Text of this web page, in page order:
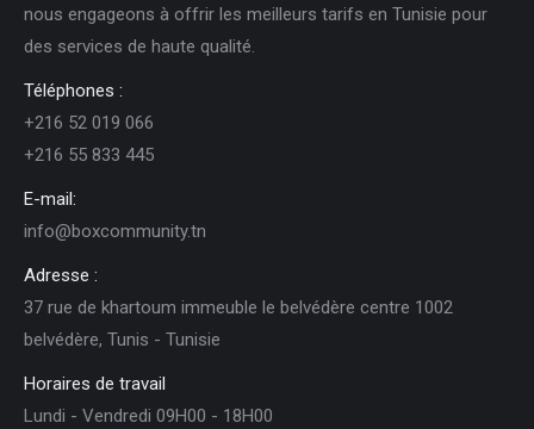
nous engageons à offrir les meilleurs tarifs en Tunisie pour
des services de haute qualité.
Téléphones :
+216 52 019 066
+216 55 833 445
E-mail:
info@boxcommunity.tn
Adresse :
37 rue de khartoum immeuble le belvédère centre 1002
belvédère, Tunis - Tunisie
Horaires de travail
Lundi - Vendredi 09H00 - 18H00